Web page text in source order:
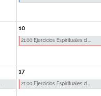
10
21:00 Ejercicios Espirituales d ...
17
21:00 Ejercicios Espirituales d ...